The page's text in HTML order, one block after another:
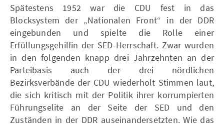
Spätestens 1952 war die CDU fest in das
Blocksystem der „Nationalen Front“ in der DDR
eingebunden und spielte die Rolle einer
Erfüllungsgehilfin der SED-Herrschaft. Zwar wurden
in den folgenden knapp drei Jahrzehnten an der
Parteibasis auch der drei nördlichen
Bezirksverbände der CDU wiederholt Stimmen laut,
die sich kritisch mit der Politik ihrer korrumpierten
Führungselite an der Seite der SED und den
Zuständen in der DDR auseinandersetzten. Wie das